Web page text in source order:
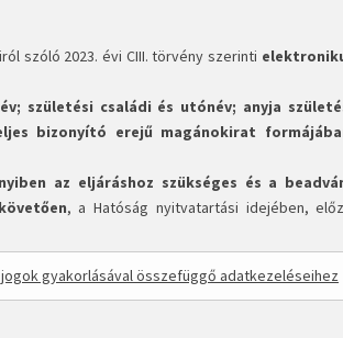
szóló 2023. évi CIII. törvény szerinti
születési családi és utónév; anyja
bizonyító erejű magánokirat
az eljáráshoz szükséges és a
, a Hatóság nyitvatartási idejében,
gyakorlásával összefüggő adatkezeléseihez